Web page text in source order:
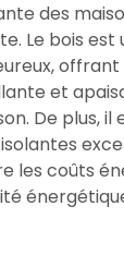
des
Le bois
offrant
et
De plus,
les coûts